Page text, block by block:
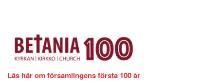
Läs här om församlingens första 100 år